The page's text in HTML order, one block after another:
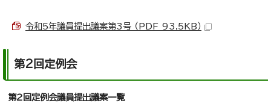
令和5年議員提出議案第3号 （PDF 93.5KB）
第2回定例会
第2回定例会議員提出議案一覧